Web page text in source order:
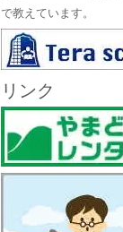
で教えています。
リンク